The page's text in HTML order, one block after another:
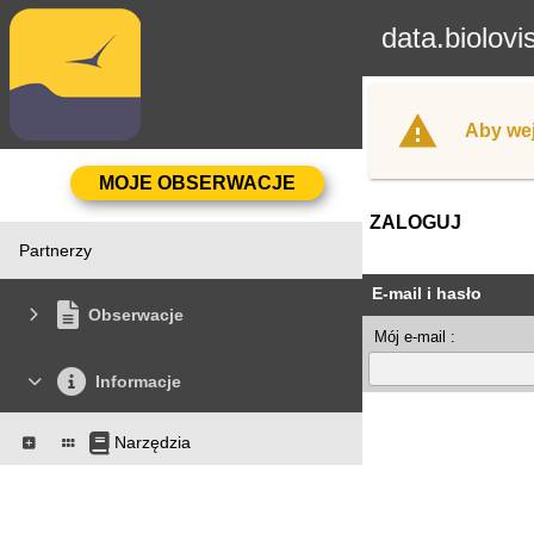
Partnerzy
Obserwacje
Informacje
Narzędzia
Aby
ZALOGUJ
E-mail i hasło
Mój e-mail :